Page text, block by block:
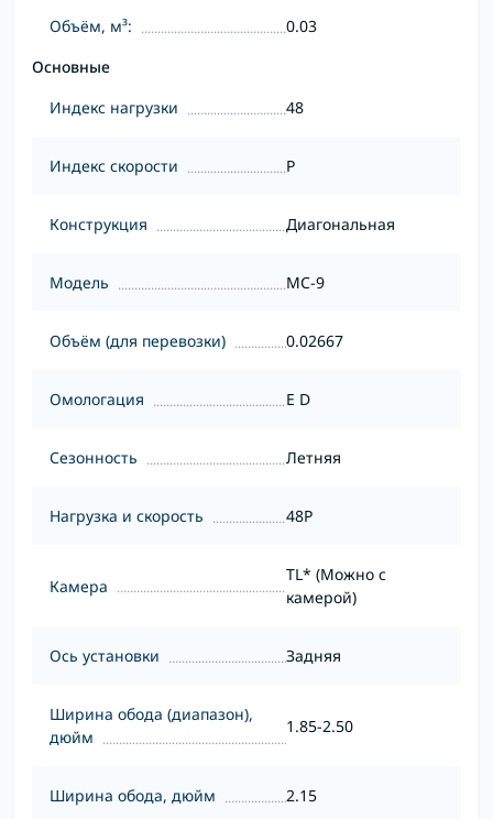
Объём, м³:
0.03
Основные
Индекс нагрузки
48
Индекс скорости P
Конструкция Диагональная
Модель MC-9
Объём (для перевозки) 0.02667
Омологация E D
Сезонность Летняя
Нагрузка и скорость 48P
Камера
TL* (Можно с
камерой)
Ось установки Задняя
Ширина обода (диапазон),
дюйм
1.85-2.50
Ширина обода, дюйм 2.15